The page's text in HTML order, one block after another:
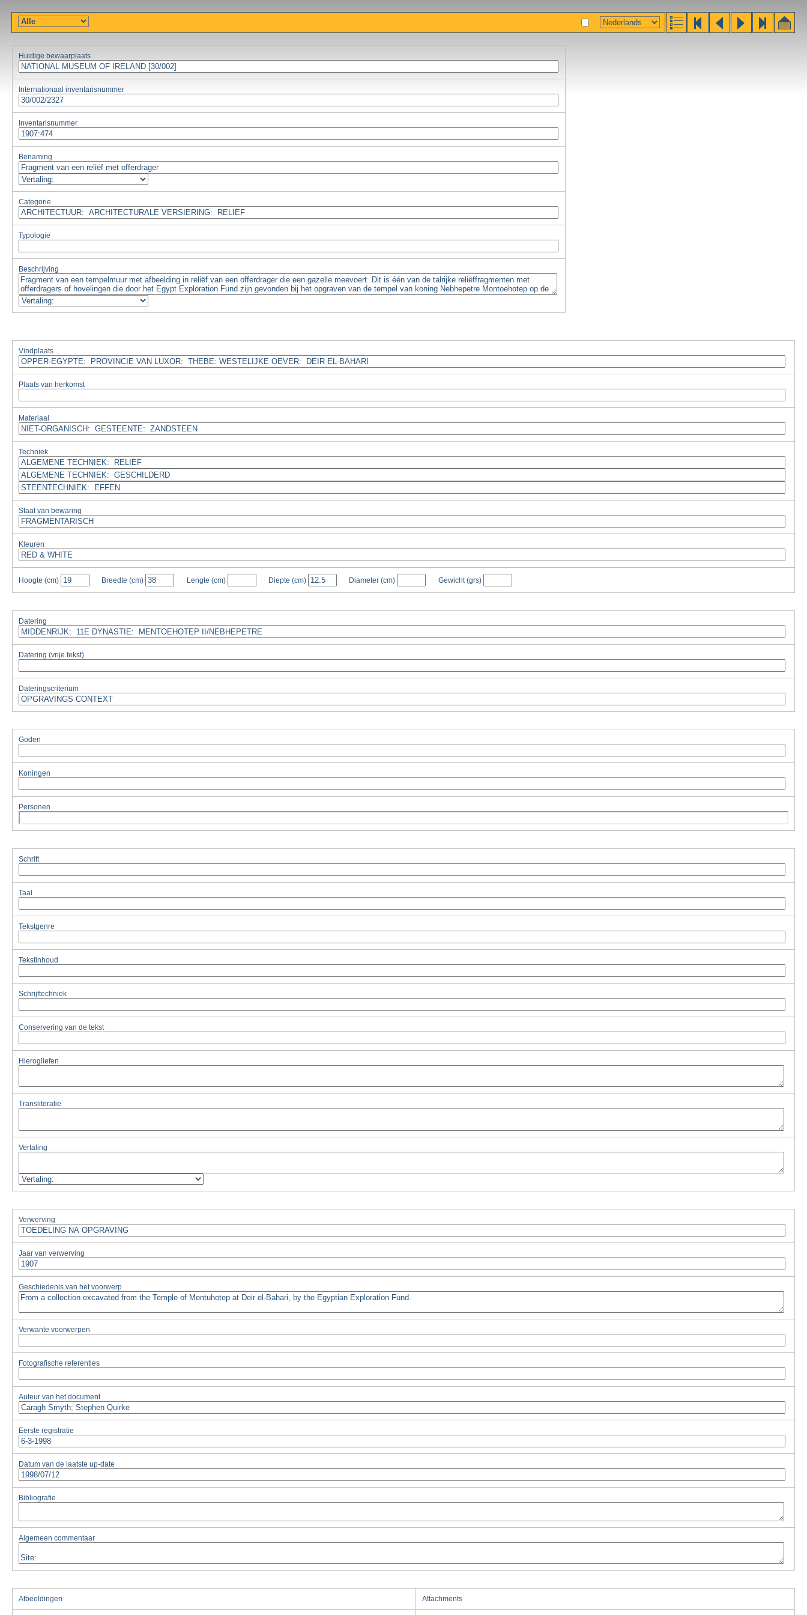
Huidige bewaarplaats
Internationaal inventarisnummer
Inventarisnummer
Benaming
Categorie
Typologie
Beschrijving
Vindplaats
Plaats van herkomst
Materiaal
Techniek
Staat van bewaring
Kleuren
Hoogte (cm) Breedte (cm) Lengte (cm) Diepte (cm) Diameter (cm) Gewicht(grs)
Datering
Datering (vrije tekst)
Dateringscriterium
Goden
Koningen
Personen
Schrift
Taal
Tekstgenre
Tekstinhoud
Schrijftechniek
Conservering van de tekst
Hierogliefen
Transliteratie
Vertaling
Verwerving
Jaar van verwerving
Geschiedenis van het voorwerp
Verwante voorwerpen
Fotografische referenties
Auteur van het document
Eerste registratie
Datum van de laatste up-date
Bibliografie
Algemeen commentaar
Afbeeldingen Attachments